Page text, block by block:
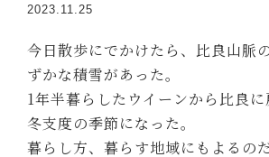
2023.11.25
今日散歩にでかけたら、比良山脈
ずかな積雪があった。
1年半暮らしたウイーンから比良に
冬支度の季節になった。
暮らし方、暮らす地域にもよるの